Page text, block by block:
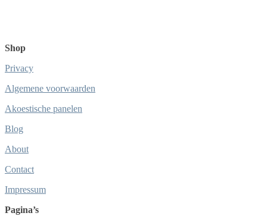
Shop
Privacy
Algemene voorwaarden
Akoestische panelen
Blog
About
Contact
Impressum
Pagina’s